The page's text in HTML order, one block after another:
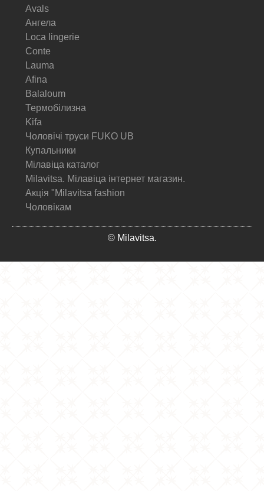
Avals
Ангела
Loca lingerie
Conte
Lauma
Afina
Balaloum
Термобілизна
Kifa
Чоловічі труси FUKO UB
Купальники
Мілавіца каталог
Milavitsa. Мілавіца інтернет магазин.
Акція "Milavitsa fashion
Чоловікам
© Milavitsa.